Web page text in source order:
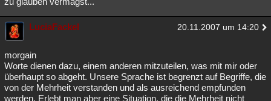
LuciaFackel 20.11.2007 um 14:20
morgain
Worte dienen dazu, einem anderen mitzuteilen, was mit mir oder
überhaupt so abgeht. Unsere Sprache ist begrenzt auf Begriffe, die
von der Mehrheit verstanden und als ausreichend empfunden
werden. Erlebt man aber eine Situation, die die Mehrheit nicht